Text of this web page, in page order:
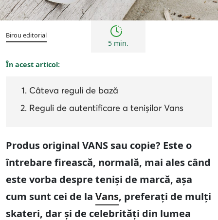
Sfaturi
Birou editorial
5 min.
În acest articol:
Câteva reguli de bază
Reguli de autentificare a tenișilor Vans
Produs original VANS sau copie? Este o
întrebare firească, normală, mai ales când
este vorba despre teniși de marcă, așa
cum sunt cei de la Vans, preferați de mulți
skateri, dar și de celebrități din lumea